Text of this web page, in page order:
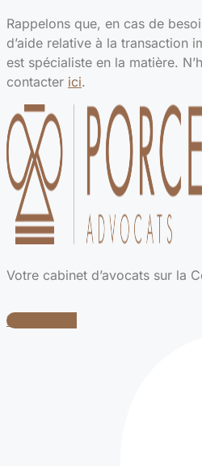
Rappelons que, en cas de
d’aide relative à la transaction
est spécialiste en la matière.
contacter ici.
Votre cabinet d’avocats sur la
Facebook-f